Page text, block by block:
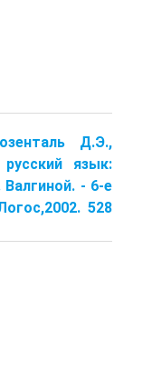
Д.Э.,
язык:
- 6-е
528